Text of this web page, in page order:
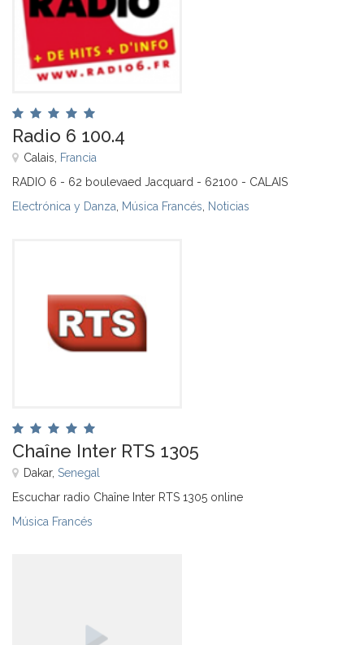
Radio 6 100.4
Calais, Francia
RADIO 6 - 62 boulevaed Jacquard - 62100 - CALAIS
Electrónica y Danza Música Francés Noticias
Chaîne Inter RTS 1305
Dakar, Senegal
Escuchar radio Chaîne Inter RTS 1305 online
Música Francés